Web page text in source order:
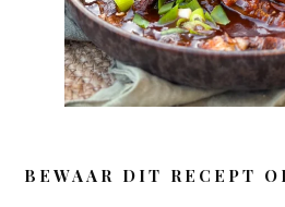
BEWAAR DIT RECEPT